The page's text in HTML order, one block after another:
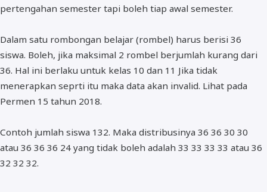
pertengahan semester tapi boleh tiap awal semester.
Dalam satu rombongan belajar (rombel) harus berisi 36
siswa. Boleh, jika maksimal 2 rombel berjumlah kurang dari
36. Hal ini berlaku untuk kelas 10 dan 11 Jika tidak
menerapkan seprti itu maka data akan invalid. Lihat pada
Permen 15 tahun 2018.
Contoh jumlah siswa 132. Maka distribusinya 36 36 30 30
atau 36 36 36 24 yang tidak boleh adalah 33 33 33 33 atau 36
32 32 32.